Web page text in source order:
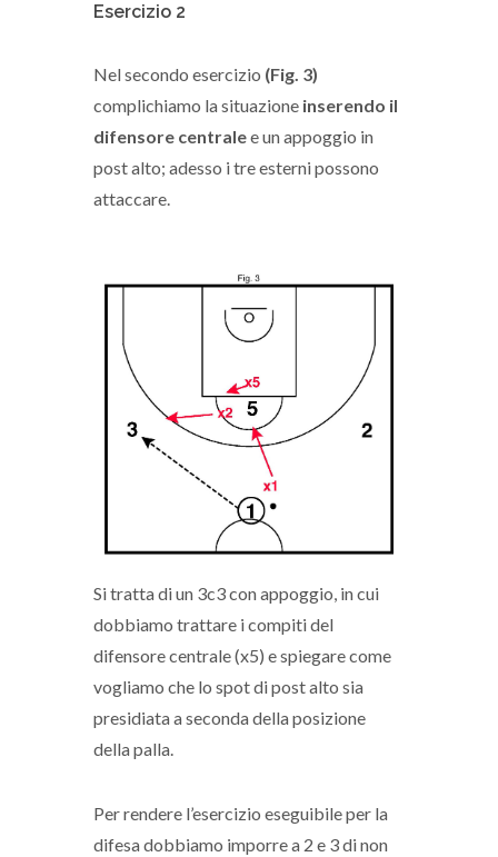
Esercizio 2
Nel secondo esercizio (Fig. 3)
complichiamo la situazione inserendo il
difensore centralee un appoggio in
post alto; adesso i tre esterni possono
attaccare.
Si tratta di un 3c3 con appoggio, in cui
dobbiamo trattare i compiti del
difensore centrale (x5) e spiegare come
vogliamo che lo spot di post alto sia
presidiata a seconda della posizione
della palla.
Per rendere l’esercizio eseguibile per la
difesa dobbiamo imporre a 2 e 3 di non